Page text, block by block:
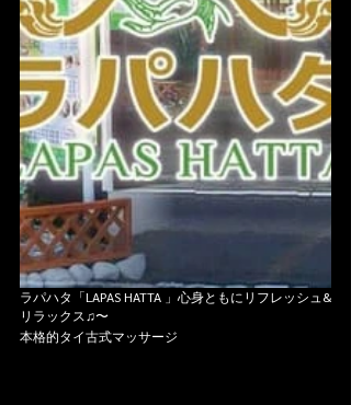
ラパハタ「LAPAS HATTA 」心身ともにリフレッシュ&
リラックス♫〜
本格的タイ古式マッサージ